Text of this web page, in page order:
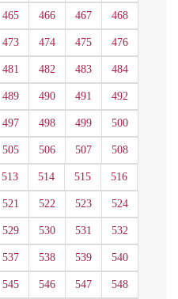
465 466 467 468
473 474 475 476
481 482 483 484
489 490 491 492
497 498 499 500
505 506 507 508
513 514 515 516
521 522 523 524
529 530 531 532
537 538 539 540
545 546 547 548